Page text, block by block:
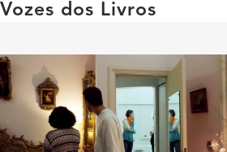
Vozes dos Livros